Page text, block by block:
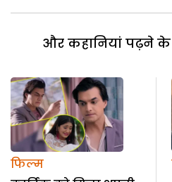
और कहानियां पढ़ने
फिल्म